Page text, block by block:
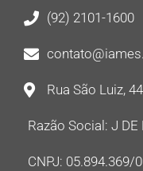
(92) 2101-1600
Rua São Luiz,
Razão Social: J DE
CNPJ: 05.894.369/